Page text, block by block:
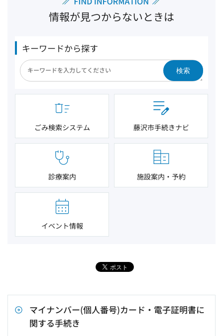
情報が見つからないときは
キーワードから探す
検索
ごみ検索システム 藤沢市手続きナビ
診療案内 施設案内・予約
イベント情報
マイナンバー(個人番号)カード・電子証明書に
関する手続き